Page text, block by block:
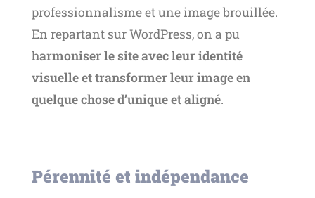
professionnalisme et une image brouillée.
En repartant sur WordPress, on a pu
harmoniser le site avec leur identité
visuelle et transformer leur image en
quelque chose d’unique et aligné.
Pérennité et indépendance